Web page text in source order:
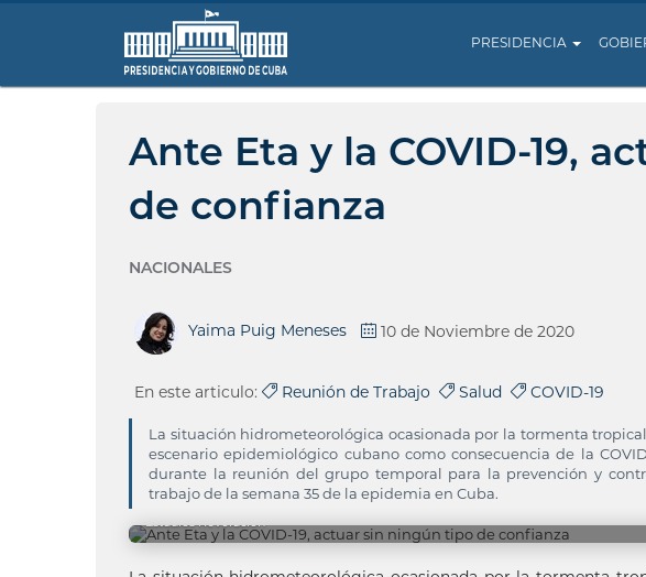
PRESIDENCIA
Ante Eta y la COVID-19,
de confianza
NACIONALES
Yaima Puig Meneses 10 de Noviembre de 2020
En este articulo: Reunión de Trabajo Salud COVID-19
La situación hidrometeorológica ocasionada por la tormenta
escenario epidemiológico cubano como consecuencia de la
durante la reunión del grupo temporal para la prevención y
trabajo de la semana 35 de la epidemia en Cuba.
Estudios Revolución